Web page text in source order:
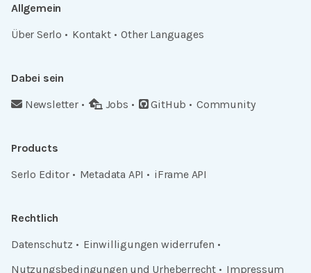
Allgemein
Über Serlo
Kontakt Other Languages
Dabei sein
Newsletter
Jobs GitHub Community
Products
Serlo Editor
Metadata API iFrame API
Rechtlich
Datenschutz
Einwilligungen widerrufen
Nutzungsbedingungen und Urheberrecht
Impressum